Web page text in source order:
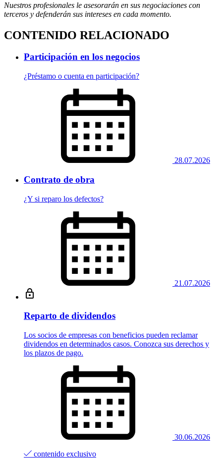
Nuestros profesionales le asesorarán en sus negociaciones con
terceros y defenderán sus intereses en cada momento.
CONTENIDO RELACIONADO
Participación en los negocios
¿Préstamo o cuenta en participación?
28.07.2026
Contrato de obra
¿Y si reparo los defectos?
21.07.2026
Reparto de dividendos
Los socios de empresas con beneficios pueden reclamar
dividendos en determinados casos. Conozca sus derechos y
los plazos de pago.
30.06.2026
contenido exclusivo